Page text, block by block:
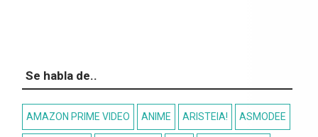
Se habla de..
AMAZON PRIME VIDEO ANIME ARISTEIA! ASMODEE